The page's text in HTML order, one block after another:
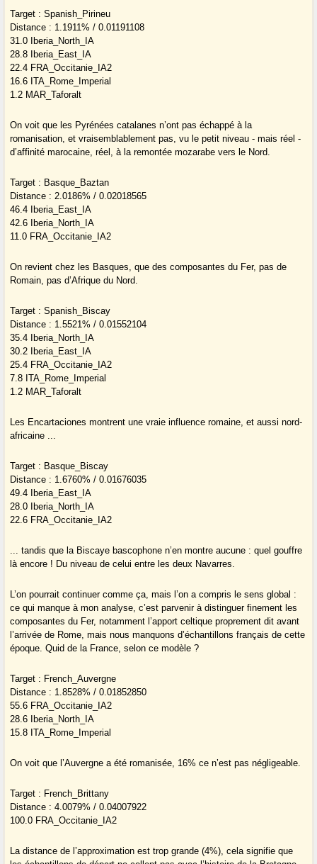
Target : Spanish_Pirineu
Distance : 1.1911% / 0.01191108
31.0 Iberia_North_IA
28.8 Iberia_East_IA
22.4 FRA_Occitanie_IA2
16.6 ITA_Rome_Imperial
1.2 MAR_Taforalt
On voit que les Pyrénées catalanes n’ont pas échappé à la
romanisation, et vraisemblablement pas, vu le petit niveau - mais réel -
d’affinité marocaine, réel, à la remontée mozarabe vers le Nord.
Target : Basque_Baztan
Distance : 2.0186% / 0.02018565
46.4 Iberia_East_IA
42.6 Iberia_North_IA
11.0 FRA_Occitanie_IA2
On revient chez les Basques, que des composantes du Fer, pas de
Romain, pas d’Afrique du Nord.
Target : Spanish_Biscay
Distance : 1.5521% / 0.01552104
35.4 Iberia_North_IA
30.2 Iberia_East_IA
25.4 FRA_Occitanie_IA2
7.8 ITA_Rome_Imperial
1.2 MAR_Taforalt
Les Encartaciones montrent une vraie influence romaine, et aussi nord-
africaine ...
Target : Basque_Biscay
Distance : 1.6760% / 0.01676035
49.4 Iberia_East_IA
28.0 Iberia_North_IA
22.6 FRA_Occitanie_IA2
... tandis que la Biscaye bascophone n’en montre aucune : quel gouffre
là encore ! Du niveau de celui entre les deux Navarres.
L’on pourrait continuer comme ça, mais l’on a compris le sens global :
ce qui manque à mon analyse, c’est parvenir à distinguer finement les
composantes du Fer, notamment l’apport celtique proprement dit avant
l’arrivée de Rome, mais nous manquons d’échantillons français de cette
époque. Quid de la France, selon ce modèle ?
Target : French_Auvergne
Distance : 1.8528% / 0.01852850
55.6 FRA_Occitanie_IA2
28.6 Iberia_North_IA
15.8 ITA_Rome_Imperial
On voit que l’Auvergne a été romanisée, 16% ce n’est pas négligeable.
Target : French_Brittany
Distance : 4.0079% / 0.04007922
100.0 FRA_Occitanie_IA2
La distance de l’approximation est trop grande (4%), cela signifie que